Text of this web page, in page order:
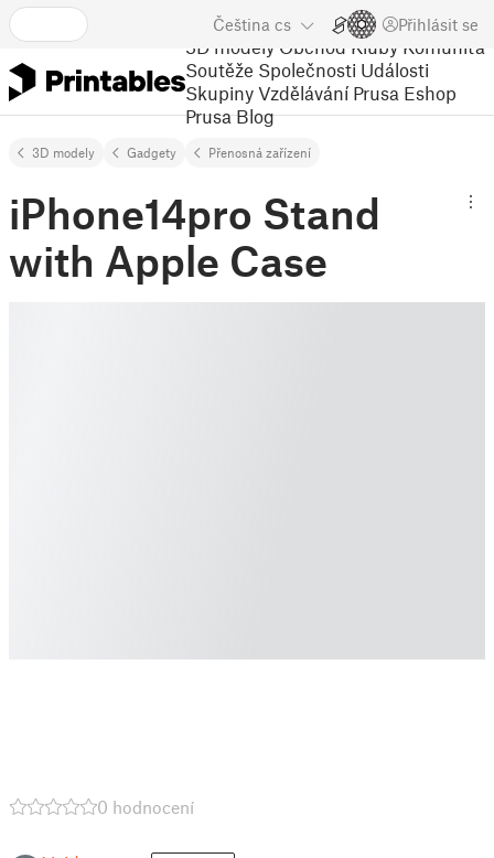
Čeština cs Přihlásit se
3D modely Obchod Kluby Komunita
Soutěže Společnosti Události
Skupiny Vzdělávání Prusa Eshop
Prusa Blog
3D modely Gadgety Přenosná zařízení
iPhone14pro Stand
with Apple Case
0 hodnocení